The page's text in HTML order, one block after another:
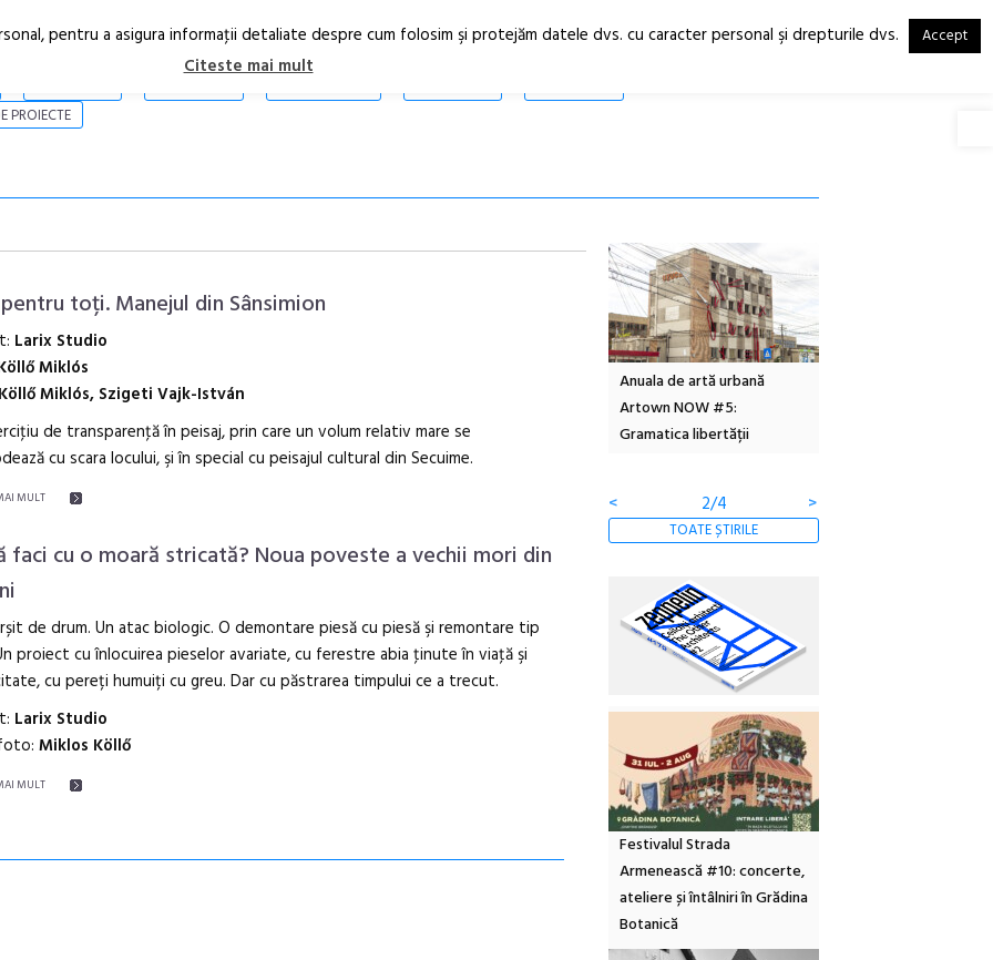
RO
EN
PROIECTE
toți. Manejul din Sânsimion
Larix Studio
Miklós
Köllő Miklós, Szigeti Vajk-István
de transparenţă în peisaj, prin care un volum relativ mare se
cu scara locului, şi în special cu peisajul cultural din Secuime.
MULT
faci cu o moară stricată? Noua poveste a vechii mori din
de drum. Un atac biologic. O demontare piesă cu piesă şi remontare tip
proiect cu înlocuirea pieselor avariate, cu ferestre abia ţinute în viaţă şi
cu pereți humuiți cu greu. Dar cu păstrarea timpului ce a trecut.
Larix Studio
Miklos Köllő
MULT
Anuala de artă urbană
Artown NOW #5:
Gramatica libertății
< 2/4 >
TOATE ȘTIRILE
Festivalul Strada
Armenească #10: concerte,
ateliere și întâlniri în Grădina
Botanică
pentru a asigura informaţii detaliate despre cum folosim şi protejăm datele dvs. cu caracter personal şi drepturile dvs. Accept
Citeste mai mult